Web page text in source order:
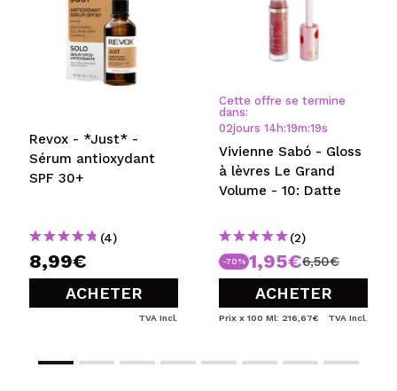
Revox - *Just* -
Sérum antioxydant
SPF 30+
(4)
8,99€
ACHETER
TVA Incl.
Cette offre se termine
dans:
02jours 14 h:19m:19s
Vivienne Sabó - Gloss
à lèvres Le Grand
Volume - 10: Datte
(2)
-70% 1,95€6,50€
ACHETER
Prix x 100 Ml: 216,67€ TVA Incl.